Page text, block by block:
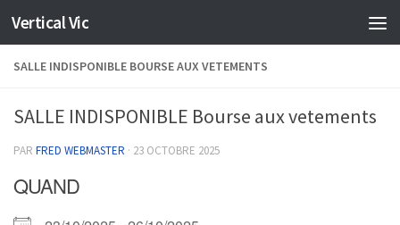
Skip to content
Vertical Vic
SALLE INDISPONIBLE BOURSE AUX VETEMENTS
SALLE INDISPONIBLE Bourse aux vetements
PAR FRED WEBMASTER · 23 OCTOBRE 2025
QUAND